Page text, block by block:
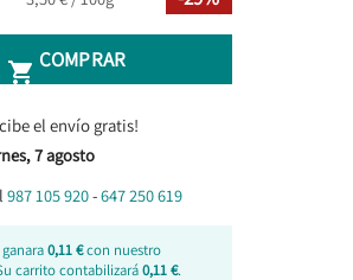
 COMPRAR
el envío gratis!
7 agosto
987 105 920-647 250 619
0,11 €con nuestro
carrito contabilizará0,11 €.